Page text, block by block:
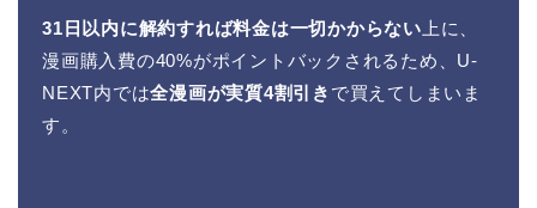
31日以内に解約すれば料金は一切かからない 上に、
漫画購入費の40%がポイントバックされるため、U-
NEXT内では全漫画が実質4割引き で買えてしまいま
す。